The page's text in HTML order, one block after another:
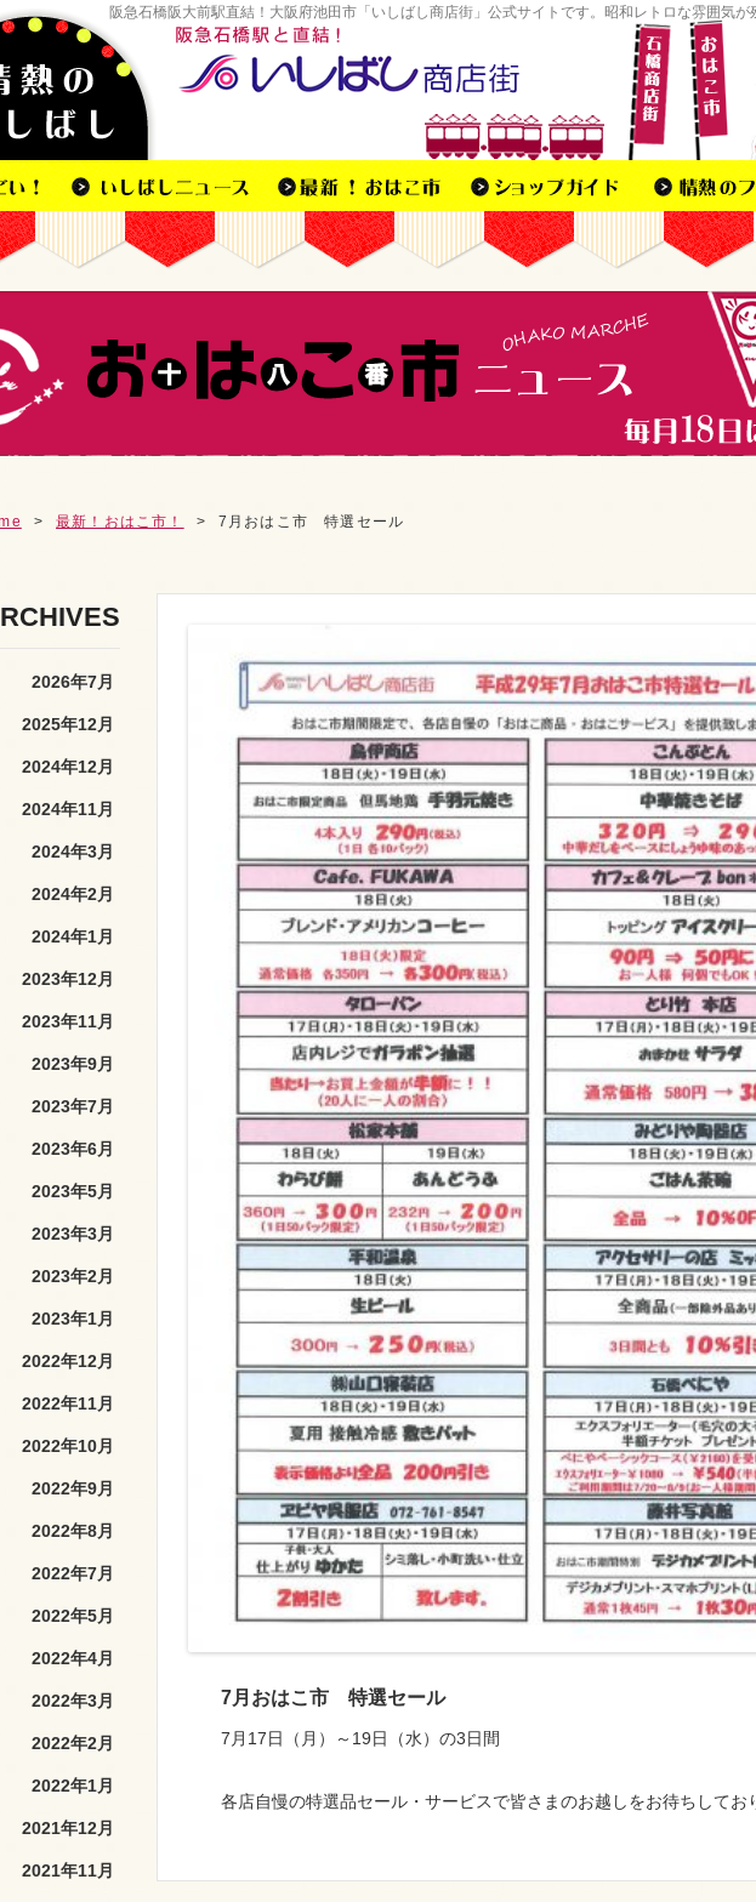
阪急石橋阪大前駅直結！大阪府池田市「いしばし商店街」公式サイトです。昭和レトロな雰囲気
> 最新！おはこ市！ > 7月おはこ市 特選セール
2026年7月
2025年12月
2024年12月
2024年11月
2024年3月
2024年2月
2024年1月
2023年12月
2023年11月
2023年9月
2023年7月
2023年6月
2023年5月
2023年3月
2023年2月
2023年1月
2022年12月
2022年11月
2022年10月
2022年9月
2022年8月
2022年7月
2022年5月
2022年4月
2022年3月
2022年2月
2022年1月
2021年12月
2021年11月
7月おはこ市 特選セール
7月17日（月）～19日（水）の3日間
各店自慢の特選品セール・サービスで皆さまのお越しをお待ちしてお